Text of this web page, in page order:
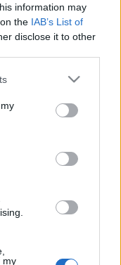
information may
the IAB’s List of
disclose it to other
or more Google
You may click to
third-party tags to
in below Google
my
más pogány
idején. A